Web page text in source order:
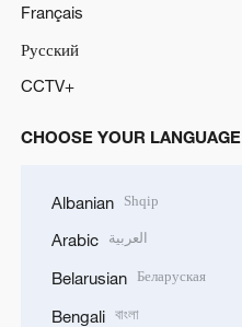
Français
Русский
CCTV+
CHOOSE YOUR LANGUAGE
Albanian Shqip
Arabic العربية
Belarusian Беларуская
Bengali বাংলা